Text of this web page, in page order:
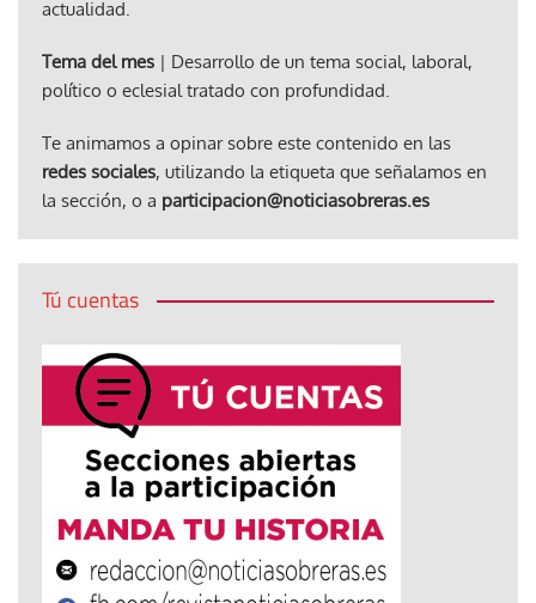
actualidad.
Tema del mes | Desarrollo de un tema social, laboral,
político o eclesial tratado con profundidad.
Te animamos a opinar sobre este contenido en las
redes sociales, utilizando la etiqueta que señalamos en
la sección, o a participacion@noticiasobreras.es
Tú cuentas